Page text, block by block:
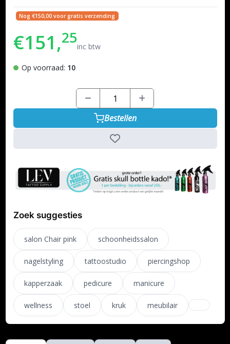
Nog €150,00 voor gratis verzending
€151,25inc btw
Op voorraad: 10
Bestellen
Zoek suggesties
salon Chair pink schoonheidssalon
nagelstyling tattoostudio piercingshop
kapperzaak pedicure manicure
wellness stoel kruk meubilair